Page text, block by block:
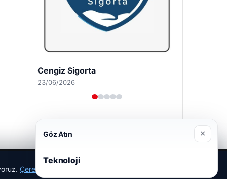
Hastaş Beton
26/05/2026
Çerez Politikamız
Göz Atın ×
Teknoloji